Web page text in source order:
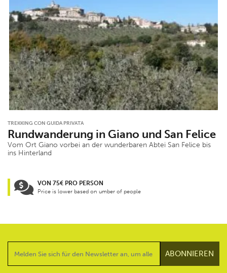
TREKKING CON GUIDA PRIVATA
Rundwanderung in Giano und San Felice
Vom Ort Giano vorbei an der wunderbaren Abtei San Felice bis
ins Hinterland
VON 75€ PRO PERSON
Price is lower based on umber of people